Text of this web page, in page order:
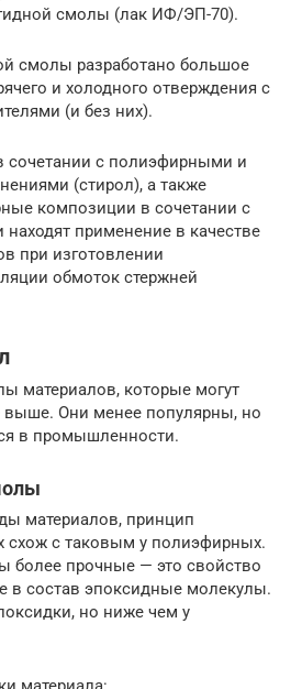
смолы (лак ИФ/ЭП-70).
смолы разработано большое
и холодного отверждения с
(и без них).
с полиэфирными и
(стирол), а также
композиции в сочетании с
применение в качестве
при изготовлении
обмоток стержней
материалов, которые могут
Они менее популярны, но
в промышленности.
материалов, принцип
схож с таковым у полиэфирных.
более прочные — это свойство
в состав эпоксидные молекулы.
но ниже чем у